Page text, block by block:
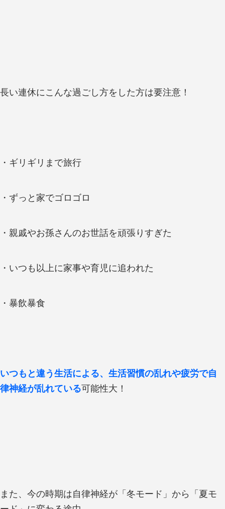
長い連休にこんな過ごし方をした方は要注意！
・ギリギリまで旅行
・ずっと家でゴロゴロ
・親戚やお孫さんのお世話を頑張りすぎた
・いつも以上に家事や育児に追われた
・暴飲暴食
いつもと違う生活による、生活習慣の乱れや疲労で自
律神経が乱れている可能性大！
また、今の時期は自律神経が「冬モード」から「夏モ